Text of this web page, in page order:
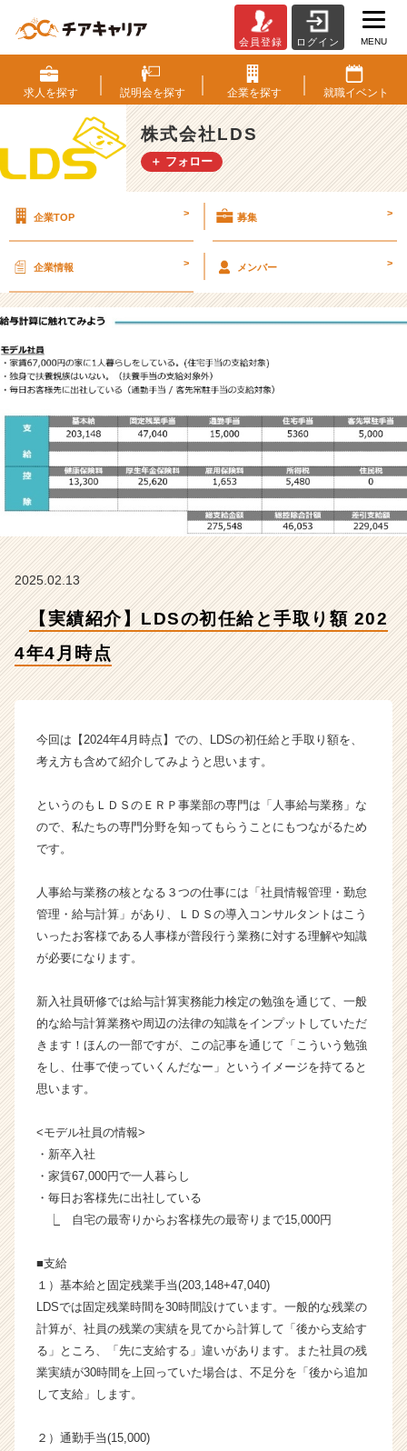
績
紹
介】
L
D
S
給
取
0
2
年
4
月
時
点
D
イ
ラ
イ
ベ
ン
ー・
成
長
企
ら
ス
カ
ウ
活
サ
イ
キ
ャ
リ
ア
（C
r
会員登録 ログイン MENU
求人を探す 説明会を探す 企業を探す 就職イベント
株式会社LDS
＋ フォロー
企業TOP > 募集 >
企業情報 > メンバー >
2025.02.13
【実績紹介】LDSの初任給と手取り額 202
4年4月時点
今回は【2024年4月時点】での、LDSの初任給と手取り額を、
考え方も含めて紹介してみようと思います。
というのもＬＤＳのＥＲＰ事業部の専門は「人事給与業務」な
ので、私たちの専門分野を知ってもらうことにもつながるため
です。
人事給与業務の核となる３つの仕事には「社員情報管理・勤怠
管理・給与計算」があり、ＬＤＳの導入コンサルタントはこう
いったお客様である人事様が普段行う業務に対する理解や知識
が必要になります。
新入社員研修では給与計算実務能力検定の勉強を通じて、一般
的な給与計算業務や周辺の法律の知識をインプットしていただ
きます！ほんの一部ですが、この記事を通じて「こういう勉強
をし、仕事で使っていくんだなー」というイメージを持てると
思います。
<モデル社員の情報>
・新卒入社
・家賃67,000円で一人暮らし
・毎日お客様先に出社している
⎿ 自宅の最寄りからお客様先の最寄りまで15,000円
■支給
１）基本給と固定残業手当(203,148+47,040)
LDSでは固定残業時間を30時間設けています。一般的な残業の
計算が、社員の残業の実績を見てから計算して「後から支給す
る」ところ、「先に支給する」違いがあります。また社員の残
業実績が30時間を上回っていた場合は、不足分を「後から追加
して支給」します。
２）通勤手当(15,000)